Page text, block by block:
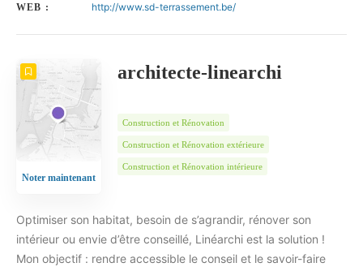
WEB : http://www.sd-terrassement.be/
Noter maintenant
architecte-linearchi
Construction et Rénovation
Construction et Rénovation extérieure
Construction et Rénovation intérieure
Optimiser son habitat, besoin de s’agrandir, rénover son
intérieur ou envie d’être conseillé, Linéarchi est la solution !
Mon objectif : rendre accessible le conseil et le savoir-faire